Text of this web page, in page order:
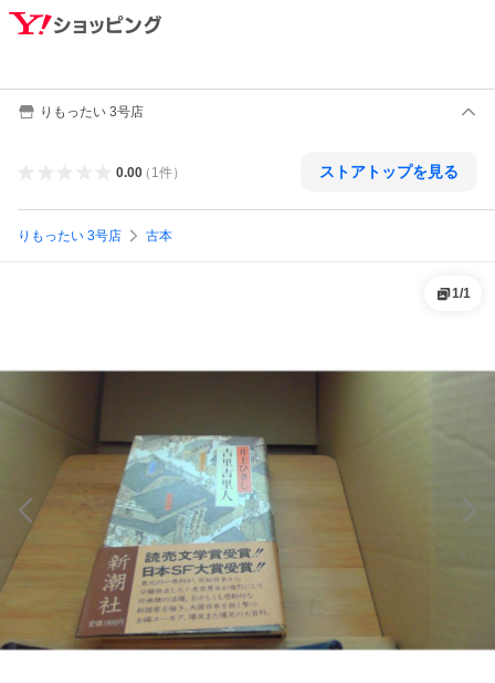
りもったい 3号店
0.00（ 1件） ストアトップを見る
りもったい 3号店 古本
1/1